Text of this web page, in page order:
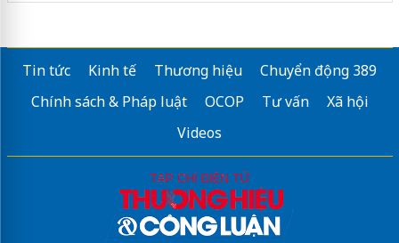
Tin tức Kinh tế Thương hiệu
Chuyển động 389
Chính sách & Pháp luật
OCOP Tư vấn
Xã hội
Videos